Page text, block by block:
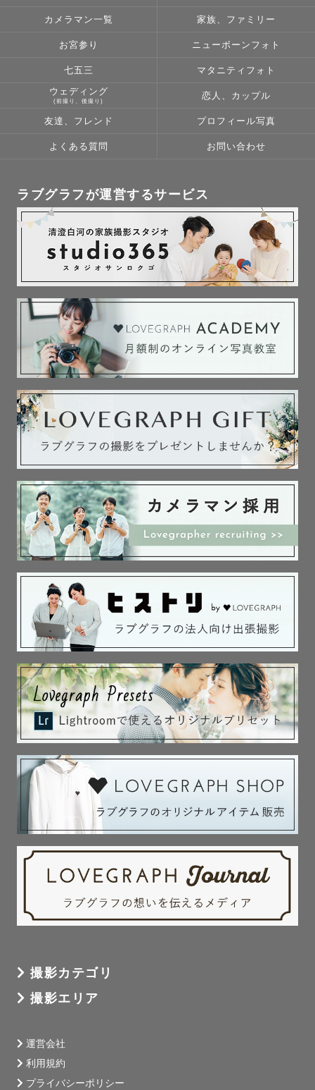
ください！
動物がとっても大好きです🐾🤍
物になるよう心を込めて撮影させていただきます💎
どんな種類のご家族でも1度ご相談いただけますと幸いです
🐹
ペット撮影も是非おまかせください！
[ 撮影について ]
1枠90分以内の撮影となっております。スムーズな進行の
ため、ご協力をお願いいたします。
ご依頼いただく撮影は、商業撮影の扱いになります。
そのため、撮影許可の申請や、許可料・初穂料 が必要にな
る場合がございます。原則ゲスト様ご自身でご確認をお願
いしておりますのでご了承ください🙇🏻‍♀️‪‪
[ 撮影NGの関西の有名な神社様 ]
住吉大社/八坂神社/平安神宮/伏見稲荷
※上記の記載は撮影できる神社であることを保証するもの
ではありません。必ず、撮影前に神社へ撮影許可のご確認
をお願いいたします。
[ 交通費について ]
撮影対応エリア内であっても往復3000円以上の場合は別途
交通費を頂戴しておりますので予めご了承下さい🚃𓈒𓂂𓏸
撮影開始時間につきまして自宅から遠方の場合のみご相談
させていただく可能性がございます。
滋賀県、京都府左京区のご依頼は11:30以降のご予約をお
願いいたします。
ご了承いただけますと幸いです🙇‍♀️
撮影前でもご不明点などお気軽にご連絡ください！
想像を越えられるようなご提案を一緒に考えさせていただ
きます🌟
連絡ください！
カメラマン一覧 家族、ファミリー
お宮参り ニューボーンフォト
七五三 マタニティフォト
ウェディング
(前撮り、後撮り)
恋人、カップル
友達、フレンド プロフィール写真
よくある質問 お問い合わせ
ラブグラフが運営するサービス
撮影カテゴリ
撮影エリア
運営会社
利用規約
プライバシーポリシー